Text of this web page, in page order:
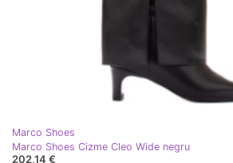
Marco Shoes
Marco Shoes Cizme Cleo Wide negru
202,14 €